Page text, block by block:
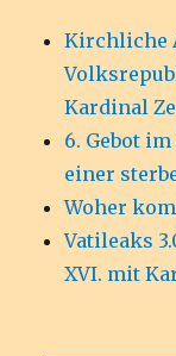
Kirchliche
Kardinal
6. Gebot
einer
Woher
Vatileaks
XVI. mit